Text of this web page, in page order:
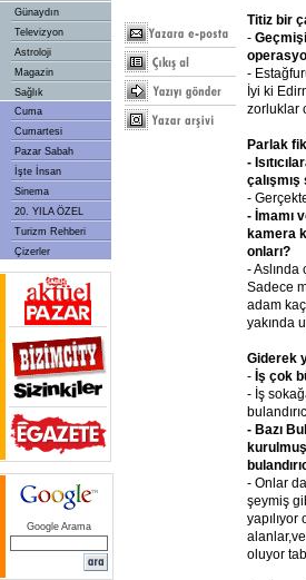
Günaydın
Televizyon
Astroloji
Magazin
Sağlık
Cuma
Cumartesi
Pazar Sabah
İşte İnsan
Sinema
20. YILA ÖZEL
Turizm Rehberi
Çizerler
Google Arama
Titiz bir
-
-
İyi ki
zorluklar
Parlak
-
çalışmış
-
- İmamı
kamera
onları?
-
Sadece
adam
yakında
Giderek
- İş çok
- İş
- Bazı
- Onlar
şeymiş
yapılıyor
oluyor